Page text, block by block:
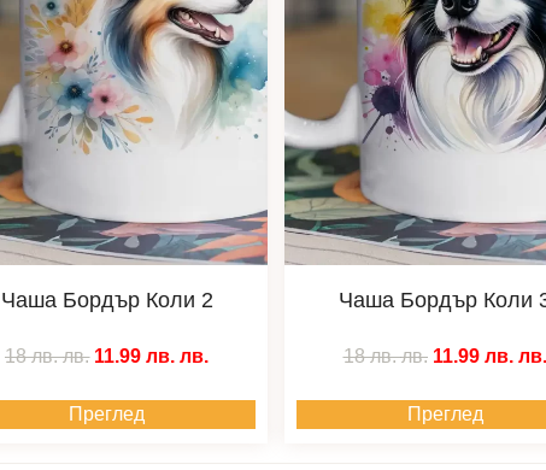
Чаша Бордър Коли 2
18 лв.лв. 11.99 лв.лв.
Преглед
Чаша Бордър Коли
18 лв.лв. 11.99 лв. лв.
Преглед